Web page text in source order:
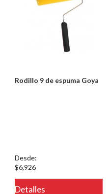
Rodillo 9 de espuma Goya
/PageGearCloud/www/html/
Desde:
$6,926
Detalles